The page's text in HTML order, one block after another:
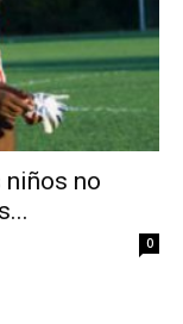
niños no
0